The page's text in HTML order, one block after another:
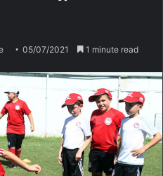
05/07/2021 1 minute read